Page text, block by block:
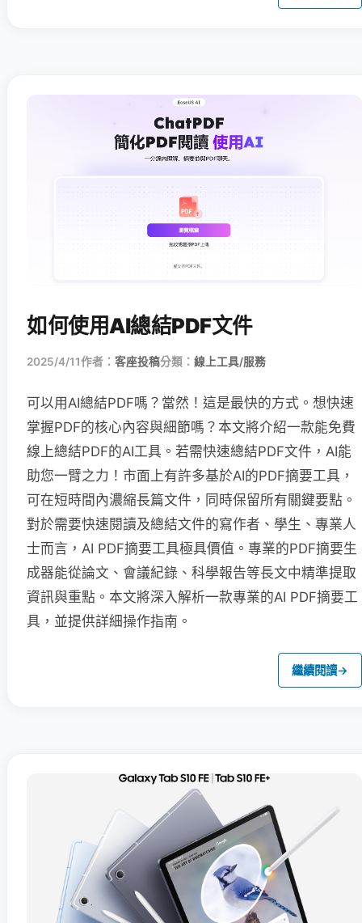
如何使用AI總結PDF文件
2025/4/11作者： 客座投稿分類： 線上工具/服務
可以用AI總結PDF嗎？當然！這是最快的方式。想快速
掌握PDF的核心內容與細節嗎？本文將介紹一款能免費
線上總結PDF的AI工具。若需快速總結PDF文件，AI能
助您一臂之力！市面上有許多基於AI的PDF摘要工具，
可在短時間內濃縮長篇文件，同時保留所有關鍵要點。
對於需要快速閱讀及總結文件的寫作者、學生、專業人
士而言，AI PDF摘要工具極具價值。專業的PDF摘要生
成器能從論文、會議紀錄、科學報告等長文中精準提取
資訊與重點。本文將深入解析一款專業的AI PDF摘要工
具，並提供詳細操作指南。
繼續閱讀→